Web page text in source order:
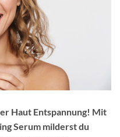
Haut Entspannung! Mit
Serum milderst du